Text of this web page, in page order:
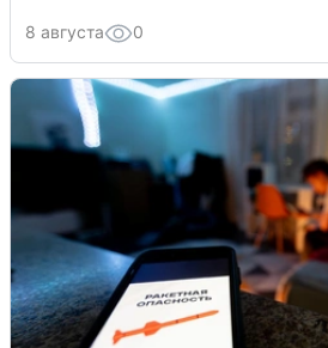
8 августа 0